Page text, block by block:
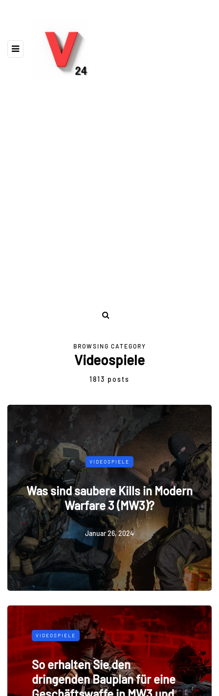
BROWSING CATEGORY
Videospiele
1813 posts
VIDEOSPIELE
Was sind saubere Kills in Modern
Warfare 3 (MW3)?
Januar 26, 2024
VIDEOSPIELE
So erhalten Sie den
dringenden Bauplan für eine